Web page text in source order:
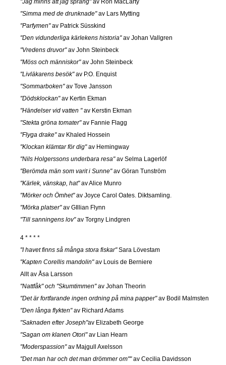
"Simma med de drunknade"av Lars Mytting
"Parfymen"av Patrick Süsskind
"Den vidunderliga kärlekens historia"av Johan Vallgren
"Vredens druvor"av John Steinbeck
"Möss och människor"av John Steinbeck
"Livläkarens besök"av P.O. Enquist
"Sommarboken"av Tove Jansson
"Dödsklockan"av Kertin Ekman
"Händelser vid vatten "av Kerstin Ekman
"Stekta gröna tomater"av Fannie Flagg
"Flyga drake"av Khaled Hossein
"Klockan klämtar för dig"av Hemingway
"Nils Holgerssons underbara resa"av Selma Lagerlöf
"Berömda män som varit i Sunne"av Göran Tunström
"Kärlek, vänskap, hat"av Alice Munro
"Mörker och Ömhet"av Joyce Carol Oates. Diktsamling.
"Mörka platser"av GIllian Flynn
"Till sanningens lov"av Torgny Lindgren
4 * * * *
"I havet finns så många stora fiskar"Sara Lövestam
"Kapten Corellis mandolin"av Louis de Berniere
Allt av Åsa Larsson
"Nattfåk" och "Skumtimmen"av Johan Theorin
"Det är fortfarande ingen ordning på mina papper"av Bodil Malmsten
"Den långa flykten"av Richard Adams
"Saknaden efter Joseph"av Elizabeth George
"Sagan om klanen Otori"av Lian Hearn
"Moderspassion"av Majgull Axelsson
"Det man har och det man drömmer om""av Cecilia Davidsson